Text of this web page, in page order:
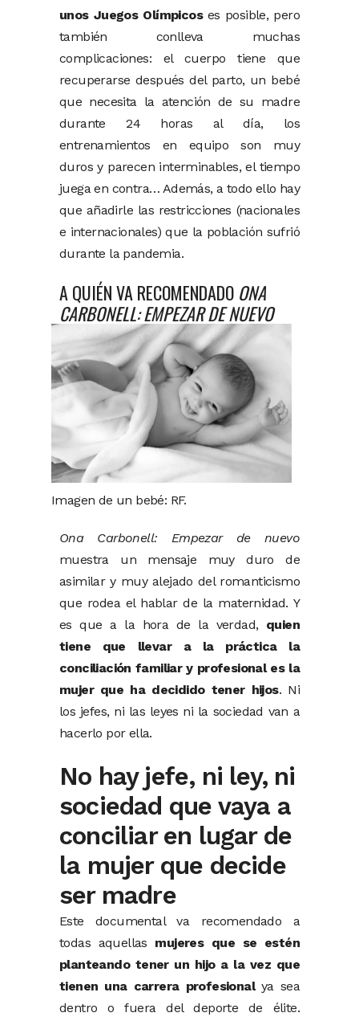
unos Juegos Olímpicoses posible, pero
también conlleva muchas
complicaciones: el cuerpo tiene que
recuperarse después del parto, un bebé
que necesita la atención de su madre
durante 24 horas al día, los
entrenamientos en equipo son muy
duros y parecen interminables, el tiempo
juega en contra… Además, a todo ello hay
que añadirle las restricciones (nacionales
e internacionales) que la población sufrió
durante la pandemia.
A QUIÉN VA RECOMENDADO ONA
CARBONELL: EMPEZAR DE NUEVO
Imagen de un bebé: RF.
Ona Carbonell: Empezar de nuevo
muestra un mensaje muy duro de
asimilar y muy alejado del romanticismo
que rodea el hablar de la maternidad. Y
es que a la hora de la verdad, quien
tiene que llevar a la práctica la
conciliación familiar y profesional es la
mujer que ha decidido tener hijos. Ni
los jefes, ni las leyes ni la sociedad van a
hacerlo por ella.
No hay jefe, ni ley, ni
sociedad que vaya a
conciliar en lugar de
la mujer que decide
ser madre
Este documental va recomendado a
todas aquellas mujeres que se estén
planteando tener un hijo a la vez que
tienen una carrera profesionalya sea
dentro o fuera del deporte de élite.